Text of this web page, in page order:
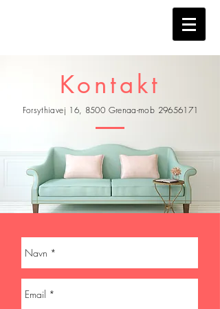
Kontakt
Forsythiavej 16, 8500 Grenaa-mob 29656171